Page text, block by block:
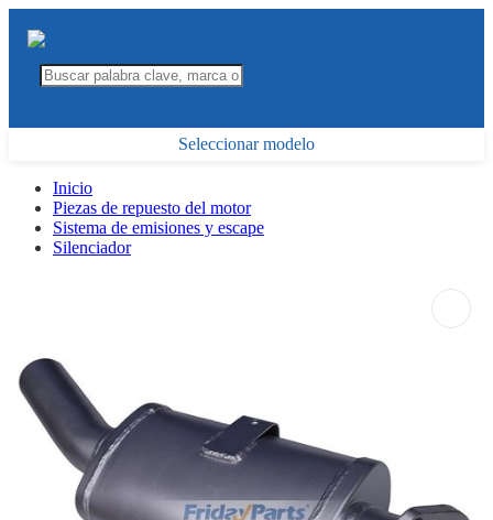
Seleccionar modelo
Inicio
Piezas de repuesto del motor
Sistema de emisiones y escape
Silenciador